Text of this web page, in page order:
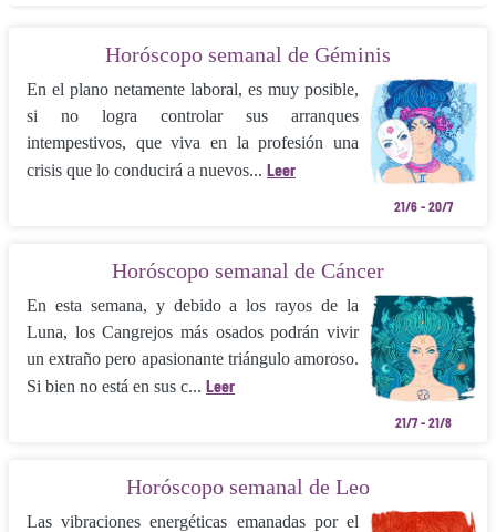
Horóscopo semanal de Géminis
21/6 - 20/7
En el plano netamente laboral, es muy posible,
si no logra controlar sus arranques
intempestivos, que viva en la profesión una
crisis que lo conducirá a nue­vos... Leer
Horóscopo semanal de Cáncer
21/7 - 21/8
En esta semana, y debido a los rayos de la
Luna, los Can­grejos más osados podrán vivir
un extraño pero apasionante triángulo amoroso.
Si bien no está en sus c... Leer
Horóscopo semanal de Leo
Las vibraciones energéticas emanadas por el